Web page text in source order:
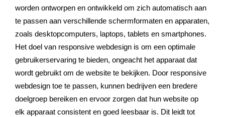
worden ontworpen en ontwikkeld om zich automatisch aan
te passen aan verschillende schermformaten en apparaten,
zoals desktopcomputers, laptops, tablets en smartphones.
Het doel van responsive webdesign is om een optimale
gebruikerservaring te bieden, ongeacht het apparaat dat
wordt gebruikt om de website te bekijken. Door responsive
webdesign toe te passen, kunnen bedrijven een bredere
doelgroep bereiken en ervoor zorgen dat hun website op
elk apparaat consistent en goed leesbaar is. Dit leidt tot